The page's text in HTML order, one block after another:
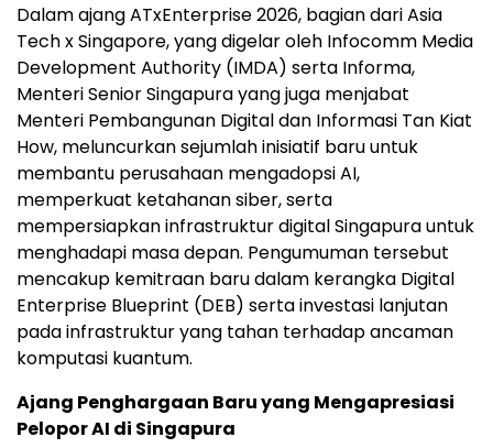
Dalam ajang ATxEnterprise 2026, bagian dari Asia
Tech x Singapore, yang digelar oleh Infocomm Media
Development Authority (IMDA) serta Informa,
Menteri Senior Singapura yang juga menjabat
Menteri Pembangunan Digital dan Informasi Tan Kiat
How, meluncurkan sejumlah inisiatif baru untuk
membantu perusahaan mengadopsi AI,
memperkuat ketahanan siber, serta
mempersiapkan infrastruktur digital Singapura untuk
menghadapi masa depan. Pengumuman tersebut
mencakup kemitraan baru dalam kerangka Digital
Enterprise Blueprint (DEB) serta investasi lanjutan
pada infrastruktur yang tahan terhadap ancaman
komputasi kuantum.
Ajang Penghargaan Baru yang Mengapresiasi
Pelopor AI di Singapura